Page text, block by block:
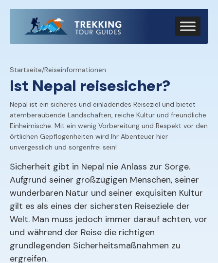
Startseite/Reiseinformationen
Ist Nepal reisesicher?
Nepal ist ein sicheres und einladendes Reiseziel und bietet
atemberaubende Landschaften, reiche Kultur und freundliche
Einheimische. Mit ein wenig Vorbereitung und Respekt vor den
örtlichen Gepflogenheiten wird Ihr Abenteuer hier
unvergesslich und sorgenfrei sein!
Sicherheit gibt in Nepal nie Anlass zur Sorge.
Aufgrund seiner großzügigen Menschen, seiner
wunderbaren Natur und seiner exquisiten Kultur
gilt es als eines der sichersten Reiseziele der
Welt. Man muss jedoch immer darauf achten, vor
und während der Reise die richtigen
grundlegenden Sicherheitsmaßnahmen zu
ergreifen.